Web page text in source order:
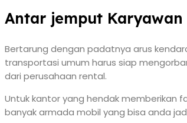
Antar jemput Karyawan
Bertarung dengan padatnya arus
transportasi umum harus siap
dari perusahaan rental.
Untuk kantor yang hendak memberikan
banyak armada mobil yang bisa anda